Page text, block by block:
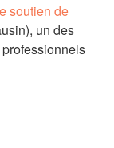
soutien de
un des